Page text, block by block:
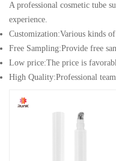
A professional cosmetic tube
experience.
Customization:Various kinds
Free Sampling:Provide free
Low price:The price is
High Quality:Professional